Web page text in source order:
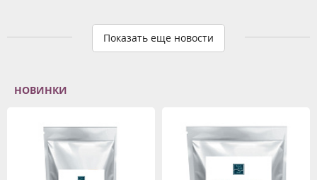
Показать еще новости
НОВИНКИ